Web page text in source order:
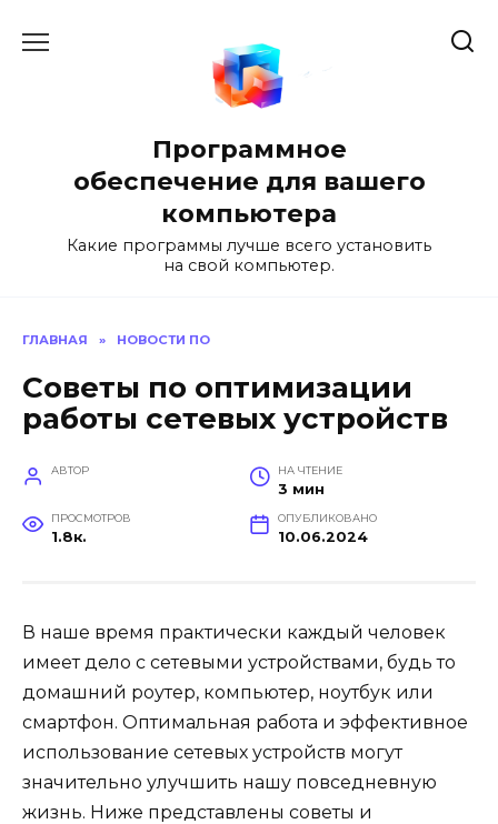
Программное
обеспечение для вашего
компьютера
Какие программы лучше всего установить
на свой компьютер.
ГЛАВНАЯ » НОВОСТИ ПО
Советы по оптимизации
работы сетевых устройств
АВТОР НА ЧТЕНИЕ
3 мин
ПРОСМОТРОВ
1.8к.
ОПУБЛИКОВАНО
10.06.2024
В наше время практически каждый человек
имеет дело с сетевыми устройствами, будь то
домашний роутер, компьютер, ноутбук или
смартфон. Оптимальная работа и эффективное
использование сетевых устройств могут
значительно улучшить нашу повседневную
жизнь. Ниже представлены советы и